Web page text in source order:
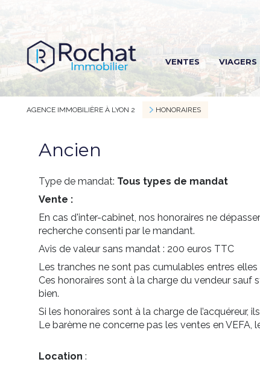
VENTES VIAGERS
AGENCE IMMOBILIÈRE À LYON 2 HONORAIRES
Ancien
Type de mandat: Tous types de mandat
Vente :
En cas d'inter-cabinet, nos honoraires ne
recherche consenti par le mandant.
Avis de valeur sans mandat : 200 euros TTC
Les tranches ne sont pas cumulables entres elles
Ces honoraires sont à la charge du vendeur
bien.
Si les honoraires sont à la charge de l’acquéreur,
Le barème ne concerne pas les ventes en
Location :